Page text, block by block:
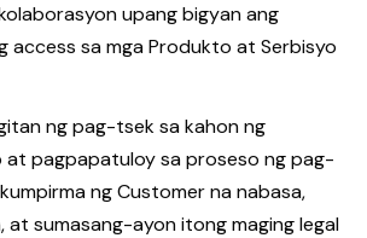
upang bigyan ang
access sa mga Produkto at Serbisyo
ng pag-tsek sa kahon ng
at pagpapatuloy sa proseso ng pag-
ng Customer na nabasa,
at sumasang-ayon itong maging legal